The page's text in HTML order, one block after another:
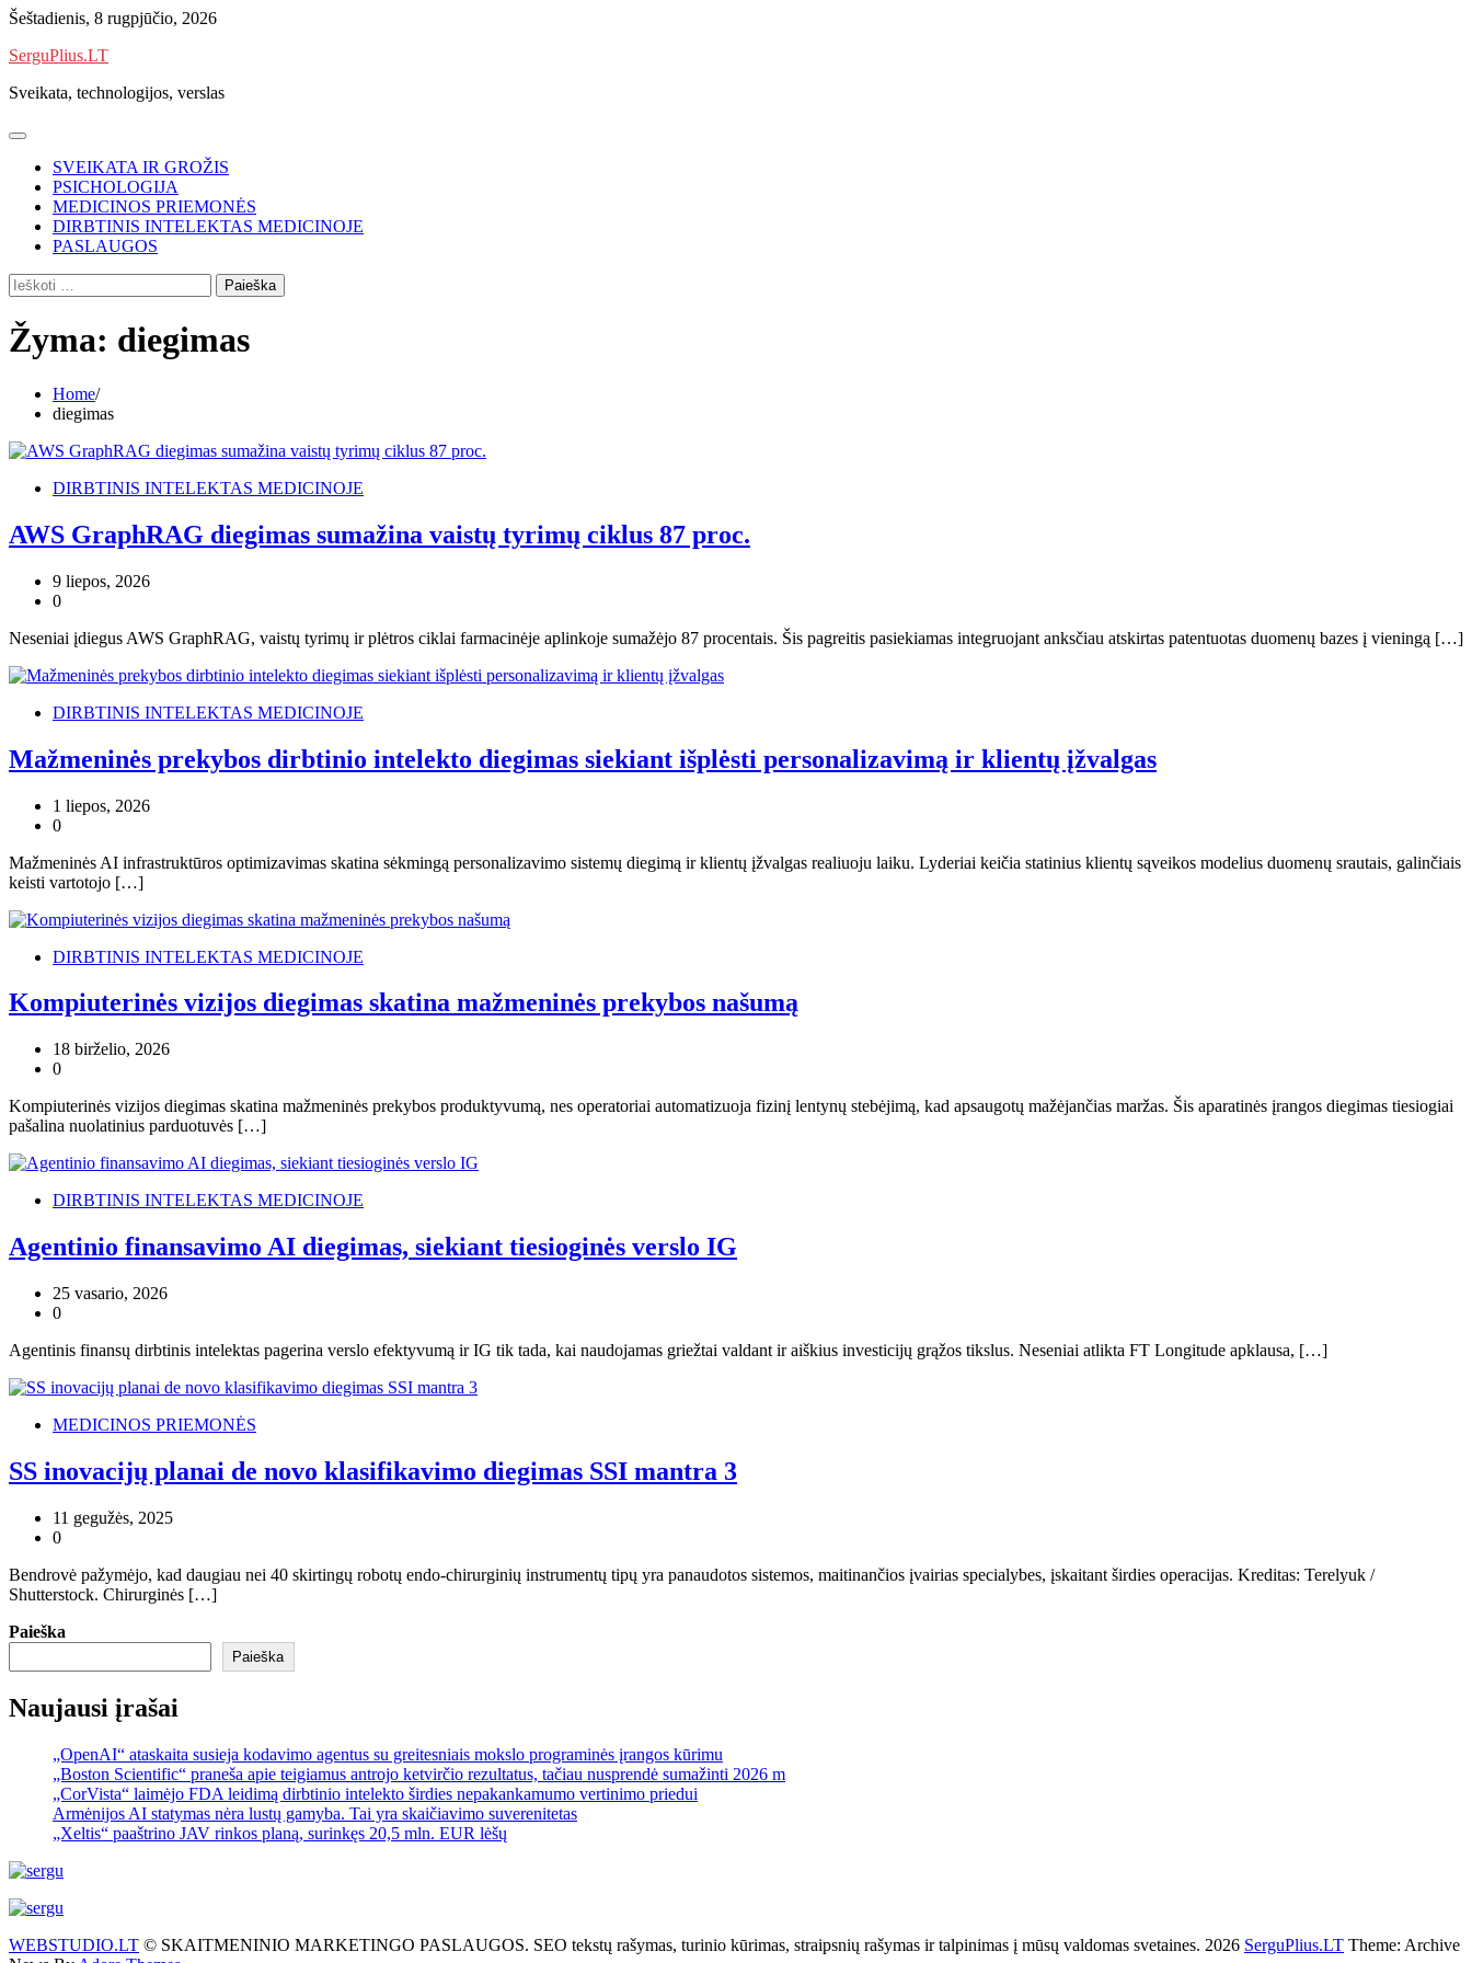
Skip
content
Šeštadienis, 8 rugpjūčio, 2026
SerguPlius.LT
Sveikata, technologijos, verslas
SVEIKATA IR GROŽIS
PSICHOLOGIJA
MEDICINOS PRIEMONĖS
DIRBTINIS INTELEKTAS MEDICINOJE
PASLAUGOS
Ieškoti:
Žyma: diegimas
Home
diegimas
DIRBTINIS INTELEKTAS MEDICINOJE
AWS GraphRAG diegimas sumažina vaistų tyrimų ciklus 87 proc.
9 liepos, 2026
0
Neseniai įdiegus AWS GraphRAG, vaistų tyrimų ir plėtros ciklai farmacinėje aplinkoje sumažėjo 87 procentais. Šis pagreitis pasiekiamas integruojant anksčiau atskirtas patentuotas duomenų bazes į vieningą […]
DIRBTINIS INTELEKTAS MEDICINOJE
Mažmeninės prekybos dirbtinio intelekto diegimas siekiant išplėsti personalizavimą ir klientų įžvalgas
1 liepos, 2026
0
Mažmeninės AI infrastruktūros optimizavimas skatina sėkmingą personalizavimo sistemų diegimą ir klientų įžvalgas realiuoju laiku. Lyderiai keičia statinius klientų sąveikos modelius duomenų srautais, galinčiais
keisti vartotojo […]
DIRBTINIS INTELEKTAS MEDICINOJE
Kompiuterinės vizijos diegimas skatina mažmeninės prekybos našumą
18 birželio, 2026
0
Kompiuterinės vizijos diegimas skatina mažmeninės prekybos produktyvumą, nes operatoriai automatizuoja fizinį lentynų stebėjimą, kad apsaugotų mažėjančias maržas. Šis aparatinės įrangos diegimas tiesiogiai
pašalina nuolatinius parduotuvės […]
DIRBTINIS INTELEKTAS MEDICINOJE
Agentinio finansavimo AI diegimas, siekiant tiesioginės verslo IG
25 vasario, 2026
0
Agentinis finansų dirbtinis intelektas pagerina verslo efektyvumą ir IG tik tada, kai naudojamas griežtai valdant ir aiškius investicijų grąžos tikslus. Neseniai atlikta FT Longitude apklausa, […]
MEDICINOS PRIEMONĖS
SS inovacijų planai de novo klasifikavimo diegimas SSI mantra 3
11 gegužės, 2025
0
Bendrovė pažymėjo, kad daugiau nei 40 skirtingų robotų endo-chirurginių instrumentų tipų yra panaudotos sistemos, maitinančios įvairias specialybes, įskaitant širdies operacijas. Kreditas: Terelyuk /
Shutterstock. Chirurginės […]
Paieška
Paieška
Naujausi įrašai
„OpenAI“ ataskaita susieja kodavimo agentus su greitesniais mokslo programinės įrangos kūrimu
„Boston Scientific“ praneša apie teigiamus antrojo ketvirčio rezultatus, tačiau nusprendė sumažinti 2026 m
„CorVista“ laimėjo FDA leidimą dirbtinio intelekto širdies nepakankamumo vertinimo priedui
Armėnijos AI statymas nėra lustų gamyba. Tai yra skaičiavimo suverenitetas
„Xeltis“ paaštrino JAV rinkos planą, surinkęs 20,5 mln. EUR lėšų
WEBSTUDIO.LT © SKAITMENINIO MARKETINGO PASLAUGOS. SEO tekstų rašymas, turinio kūrimas, straipsnių rašymas ir talpinimas į mūsų valdomas svetaines. 2026 SerguPlius.LT Theme: Archive